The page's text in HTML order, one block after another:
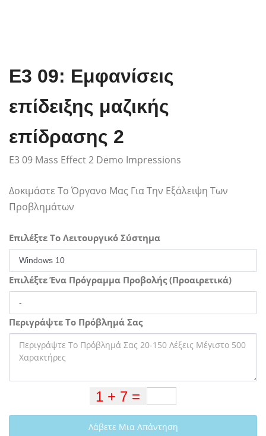
E3 09: Εμφανίσεις
επίδειξης μαζικής
επίδρασης 2
E3 09 Mass Effect 2 Demo Impressions
Δοκιμάστε Το Όργανο Μας Για Την Εξάλειψη Των
Προβλημάτων
Επιλέξτε Το Λειτουργικό Σύστημα
Επιλέξτε Ένα Πρόγραμμα Προβολής (Προαιρετικά)
Περιγράψτε Το Πρόβλημά Σας
Λάβετε Μια Απάντηση